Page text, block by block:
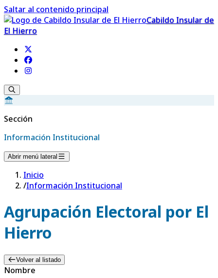
Saltar al contenido principal
Cabildo Insular de
El Hierro
Sección
Información Institucional
Abrir menú lateral
Inicio
/Información Institucional
Agrupación Electoral por El
Hierro
Volver al listado
Nombre